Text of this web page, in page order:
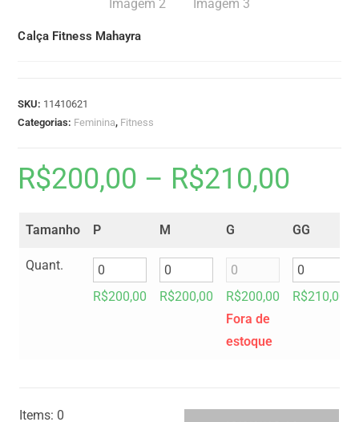
Calça Fitness Mahayra
SKU: 11410621
Categorias: Feminina, Fitness
R$200,00 – R$210,00
Tamanho P M G GG
Quant.
R$200,00 R$200,00 R$200,00
Fora de
estoque
R$210,00
Items: 0